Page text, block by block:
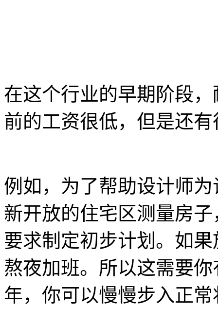
在这个行业的早期阶段
前的工资很低，但是还
例如，为了帮助设计师
新开放的住宅区测量房
要求制定初步计划。如
熬夜加班。所以这需要
年，你可以慢慢步入正